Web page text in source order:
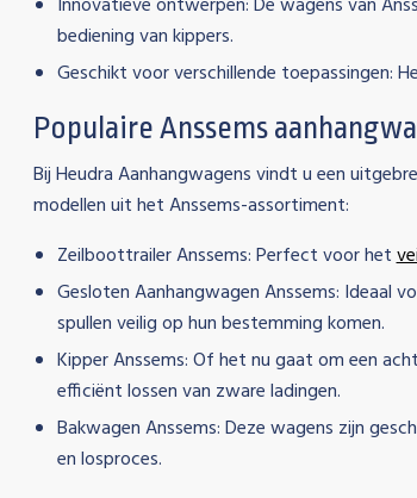
Innovatieve ontwerpen:De wagens van
bediening van kippers.
Geschikt voor verschillende toepassingen:
Populaire Anssems
Bij Heudra Aanhangwagens vindt u een
modellen uit het Anssems-assortiment:
Zeilboottrailer Anssems:Perfect voor het
Gesloten Aanhangwagen Anssems: Ideaal
spullen veilig op hun bestemming komen.
Kipper Anssems:Of het nu gaat om een
efficiënt lossen van zware ladingen.
Bakwagen Anssems:Deze wagens zijn
en losproces.